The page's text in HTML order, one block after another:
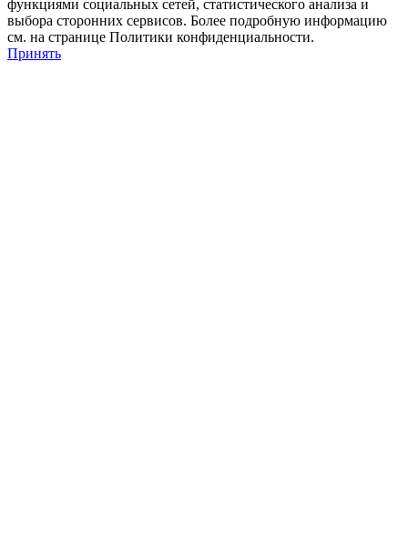
функциями социальных сетей, статистического анализа и
выбора сторонних сервисов. Более подробную информацию
см. на странице Политики конфиденциальности.
Принять